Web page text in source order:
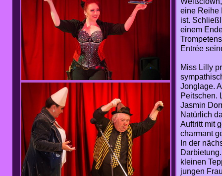
eine Reihe
ist.
einem
Entrée
Miss Lilly
Jonglage.
Peitschen.
Jasmin
Natürlich
Auftritt mit
charmant
In der
kleinen
jungen